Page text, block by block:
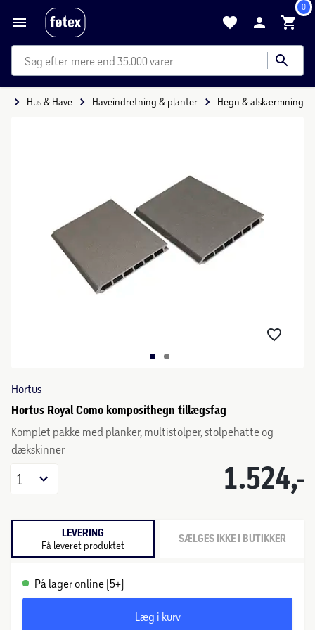
0
mere end 35.000 varer
Hus & Have Haveindretning & planter Hegn & afskærmning
Hortus
Hortus Royal Como komposithegn tillægsfag
Komplet pakke med planker, multistolper, stolpehatte og
dækskinner
1.524,-
1
LEVERING
Få leveret produktet SÆLGES IKKE I BUTIKKER
På lager online (5+)
Læg i kurv